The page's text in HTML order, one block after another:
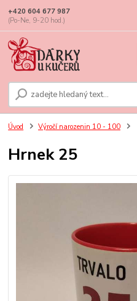
+420 604 677 987
(Po-Ne, 9-20 hod.)
Úvod Výročí narozenin 10 - 100
Hrnek 25